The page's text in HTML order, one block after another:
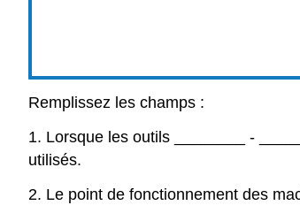
Remplissez les champs :
1. Lorsque les outils
-
utilisés.
2. Le point de fonctionnement des